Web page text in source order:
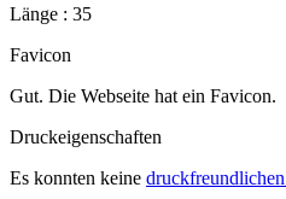
Länge : 35
Favicon
Gut. Die Webseite hat ein Favicon.
Druckeigenschaften
Es konnten keine